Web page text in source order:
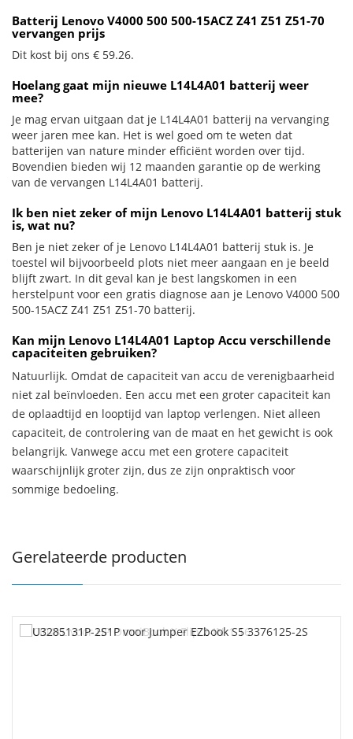
Batterij Lenovo V4000 500 500-15ACZ Z41 Z51 Z51-70
vervangen prijs
Dit kost bij ons € 59.26.
Hoelang gaat mijn nieuwe L14L4A01 batterij weer
mee?
Je mag ervan uitgaan dat je L14L4A01 batterij na vervanging
weer jaren mee kan. Het is wel goed om te weten dat
batterijen van nature minder efficiënt worden over tijd.
Bovendien bieden wij 12 maanden garantie op de werking
van de vervangen L14L4A01 batterij.
Ik ben niet zeker of mijn Lenovo L14L4A01 batterij stuk
is, wat nu?
Ben je niet zeker of je Lenovo L14L4A01 batterij stuk is. Je
toestel wil bijvoorbeeld plots niet meer aangaan en je beeld
blijft zwart. In dit geval kan je best langskomen in een
herstelpunt voor een gratis diagnose aan je Lenovo V4000 500
500-15ACZ Z41 Z51 Z51-70 batterij.
Kan mijn Lenovo L14L4A01 Laptop Accu verschillende
capaciteiten gebruiken?
Natuurlijk. Omdat de capaciteit van accu de verenigbaarheid
niet zal beïnvloeden. Een accu met een groter capaciteit kan
de oplaadtijd en looptijd van laptop verlengen. Niet alleen
capaciteit, de controlering van de maat en het gewicht is ook
belangrijk. Vanwege accu met een grotere capaciteit
waarschijnlijk groter zijn, dus ze zijn onpraktisch voor
sommige bedoeling.
Gerelateerde producten